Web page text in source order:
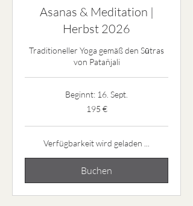
Asanas & Meditation |
Herbst 2026
Traditioneller Yoga gemäß den Sūtras
von Patañjali
Beginnt: 16. Sept.
195 €
Verfügbarkeit wird geladen ...
Buchen